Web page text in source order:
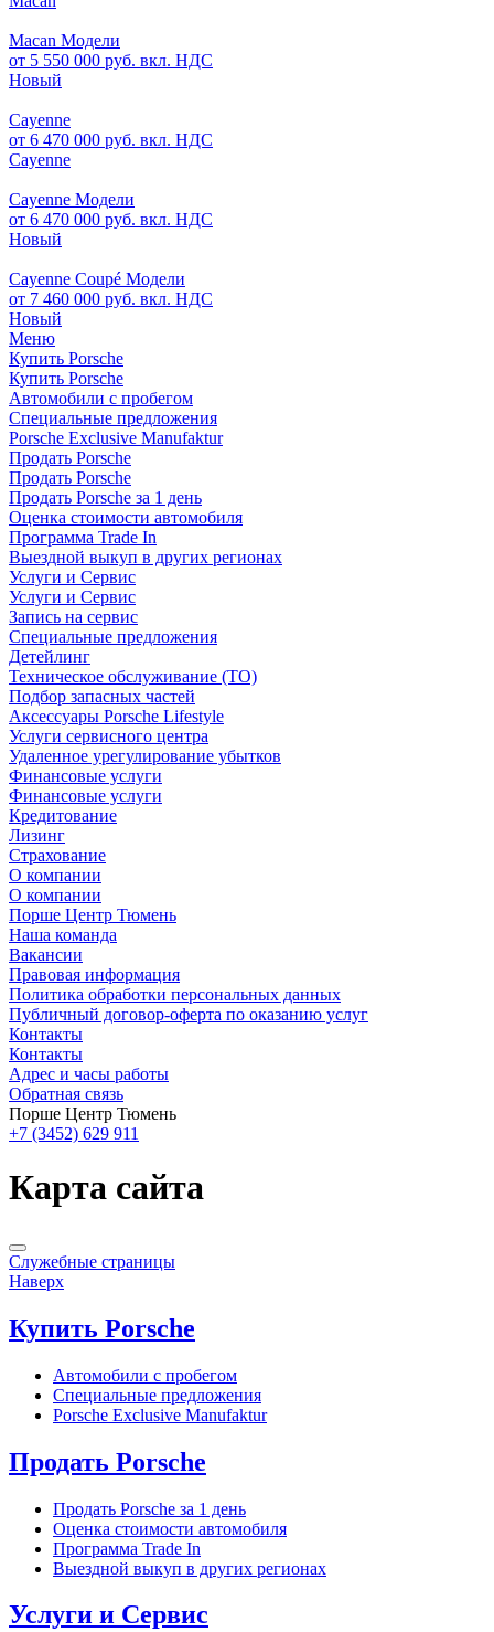
Macan Модели
от 5 550 000 руб. вкл. НДС
Новый
Cayenne
от 6 470 000 руб. вкл. НДС
Cayenne
Cayenne Модели
от 6 470 000 руб. вкл. НДС
Новый
Cayenne Coupé Модели
от 7 460 000 руб. вкл. НДС
Новый
Меню
Купить Porsche
Купить Porsche
Автомобили с пробегом
Специальные предложения
Porsche Exclusive Manufaktur
Продать Porsche
Продать Porsche
Продать Porsche за 1 день
Оценка стоимости автомобиля
Программа Trade In
Выездной выкуп в других регионах
Услуги и Сервис
Услуги и Сервис
Запись на сервис
Специальные предложения
Детейлинг
Техническое обслуживание (ТО)
Подбор запасных частей
Аксессуары Porsche Lifestyle
Услуги сервисного центра
Удаленное урегулирование убытков
Финансовые услуги
Финансовые услуги
Кредитование
Лизинг
Страхование
О компании
О компании
Порше Центр Тюмень
Наша команда
Вакансии
Правовая информация
Политика обработки персональных данных
Публичный договор-оферта по оказанию услуг
Контакты
Контакты
Адрес и часы работы
Обратная связь
Порше Центр Тюмень
+7 (3452) 629 911
Карта сайта
Служебные страницы
Наверх
Купить Porsche
Автомобили с пробегом
Специальные предложения
Porsche Exclusive Manufaktur
Продать Porsche
Продать Porsche за 1 день
Оценка стоимости автомобиля
Программа Trade In
Выездной выкуп в других регионах
Услуги и Сервис